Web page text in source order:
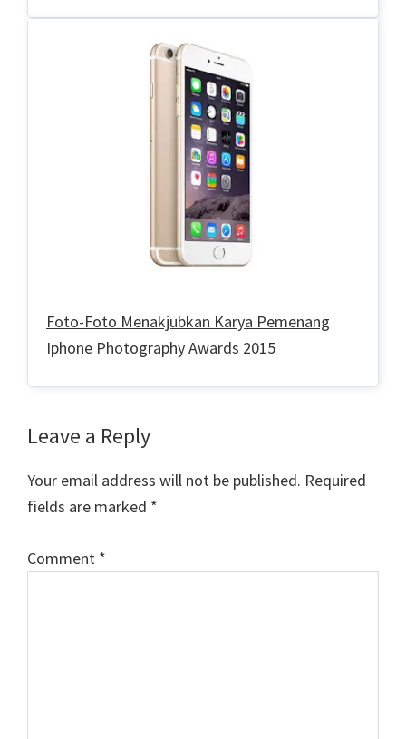
Foto-Foto Menakjubkan Karya Pemenang
Iphone Photography Awards 2015
Reader
Interactions
Leave a Reply
Your email address will not be published. Required
fields are marked *
Comment *